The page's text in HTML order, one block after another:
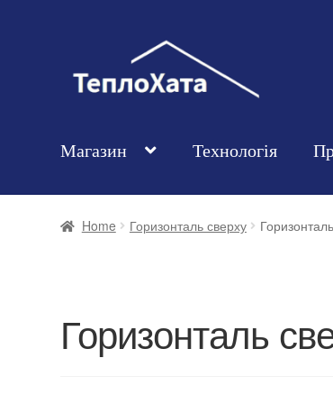
Магазин Технологія
Home Горизонталь сверху
Горизонталь